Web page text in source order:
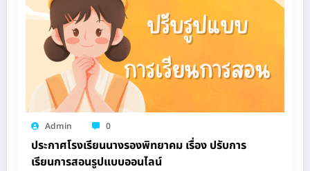
Admin 0
ประกาศโรงเรียนนางรองพิทยาคม เรื่อง ปรับการ
เรียนการสอนรูปแบบออนไลน์